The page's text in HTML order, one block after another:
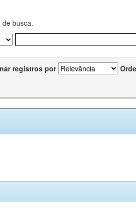
busca.
registros por